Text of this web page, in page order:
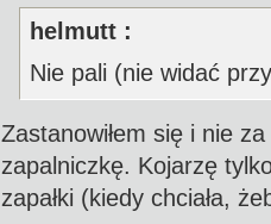
helmutt :
Nie pali (nie widać
Zastanowiłem się i nie
zapalniczkę. Kojarzę
zapałki (kiedy chciała,